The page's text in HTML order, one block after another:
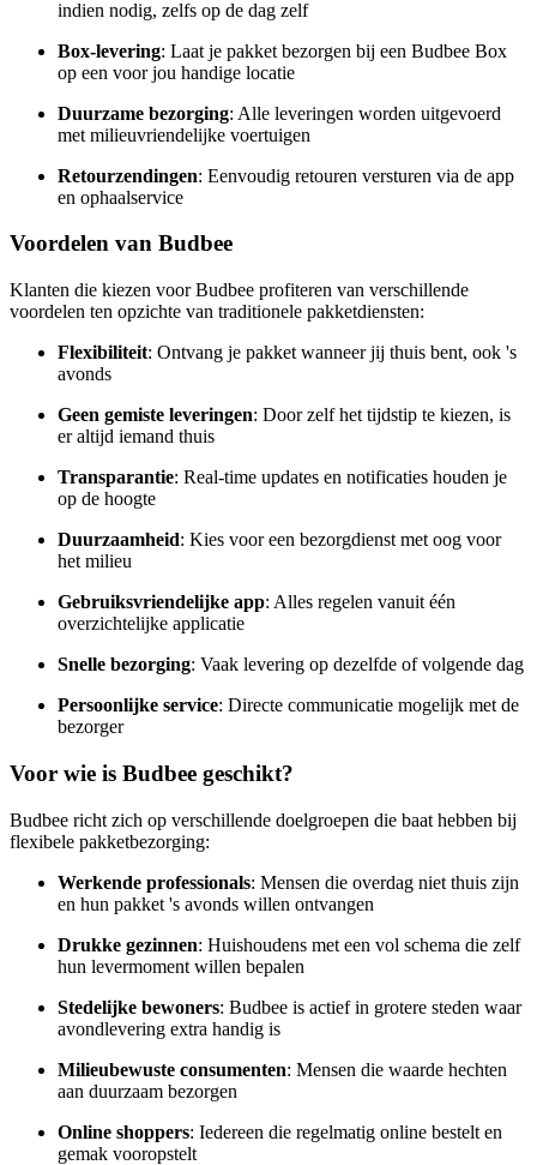
indien nodig, zelfs op de dag zelf
Box-levering: Laat je pakket bezorgen bij een Budbee Box
op een voor jou handige locatie
Duurzame bezorging: Alle leveringen worden uitgevoerd
met milieuvriendelijke voertuigen
Retourzendingen: Eenvoudig retouren versturen via de app
en ophaalservice
Voordelen van Budbee
Klanten die kiezen voor Budbee profiteren van verschillende
voordelen ten opzichte van traditionele pakketdiensten:
Flexibiliteit: Ontvang je pakket wanneer jij thuis bent, ook 's
avonds
Geen gemiste leveringen: Door zelf het tijdstip te kiezen, is
er altijd iemand thuis
Transparantie: Real-time updates en notificaties houden je
op de hoogte
Duurzaamheid: Kies voor een bezorgdienst met oog voor
het milieu
Gebruiksvriendelijke app: Alles regelen vanuit één
overzichtelijke applicatie
Snelle bezorging: Vaak levering op dezelfde of volgende dag
Persoonlijke service: Directe communicatie mogelijk met de
bezorger
Voor wie is Budbee geschikt?
Budbee richt zich op verschillende doelgroepen die baat hebben bij
flexibele pakketbezorging:
Werkende professionals: Mensen die overdag niet thuis zijn
en hun pakket 's avonds willen ontvangen
Drukke gezinnen: Huishoudens met een vol schema die zelf
hun levermoment willen bepalen
Stedelijke bewoners: Budbee is actief in grotere steden waar
avondlevering extra handig is
Milieubewuste consumenten: Mensen die waarde hechten
aan duurzaam bezorgen
Online shoppers: Iedereen die regelmatig online bestelt en
gemak vooropstelt